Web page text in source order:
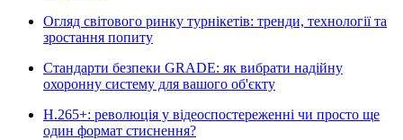
Огляд світового ринку турнікетів: тренди, технології та
зростання попиту
Стандарти безпеки GRADE: як вибрати надійну
охоронну систему для вашого об'єкту
H.265+: революція у відеоспостереженні чи просто ще
один формат стиснення?